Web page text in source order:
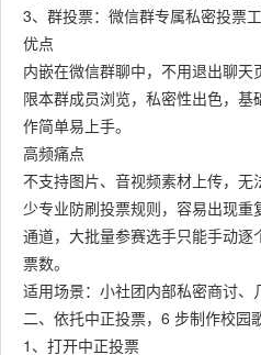
3、群投票：微信群专属私密投票
优点
内嵌在微信群聊中，不用退出聊
限本群成员浏览，私密性出色，
作简单易上手。
高频痛点
不支持图片、音视频素材上传，
少专业防刷投票规则，容易出现
通道，大批量参赛选手只能手动
票数。
适用场景：小社团内部私密商讨、
二、依托中正投票，6 步制作校园
1、打开中正投票